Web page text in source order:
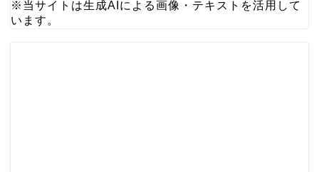
※当サイトは生成AIによる画像・テキストを活用して
います。